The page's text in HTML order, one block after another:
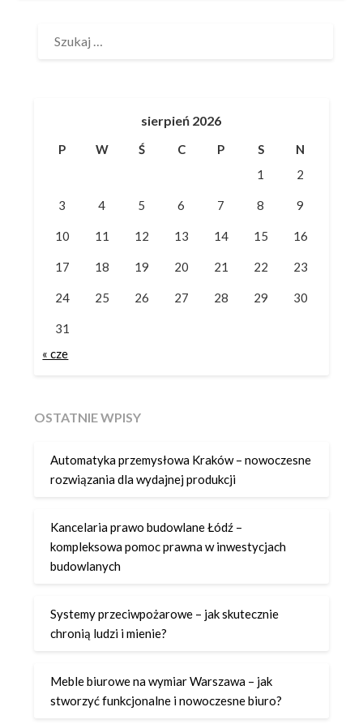
sierpień 2026
P W Ś C P S
N
1
2
3 4 5 6 7 8 9
10 11 12 13 14 15 16
17 18 19 20 21 22 23
24 25 26 27 28 29 30
31
« cze
OSTATNIE WPISY
Automatyka przemysłowa Kraków – nowoczesne
rozwiązania dla wydajnej produkcji
Kancelaria prawo budowlane Łódź –
kompleksowa pomoc prawna w inwestycjach
budowlanych
Systemy przeciwpożarowe – jak skutecznie
chronią ludzi i mienie?
Meble biurowe na wymiar Warszawa – jak
stworzyć funkcjonalne i nowoczesne biuro?